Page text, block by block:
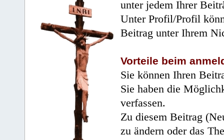
unter jedem Ihrer
Unter Profil/Profil
Beitrag unter Ihrem
Vorteile beim
Sie können Ihren
Sie haben die
verfassen.
Zu diesem Beitrag
zu ändern oder das